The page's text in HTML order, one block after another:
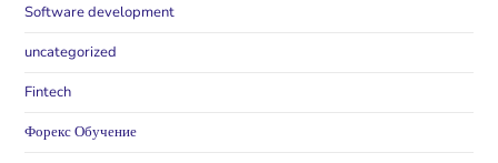
Software development
uncategorized
Fintech
Форекс Обучение